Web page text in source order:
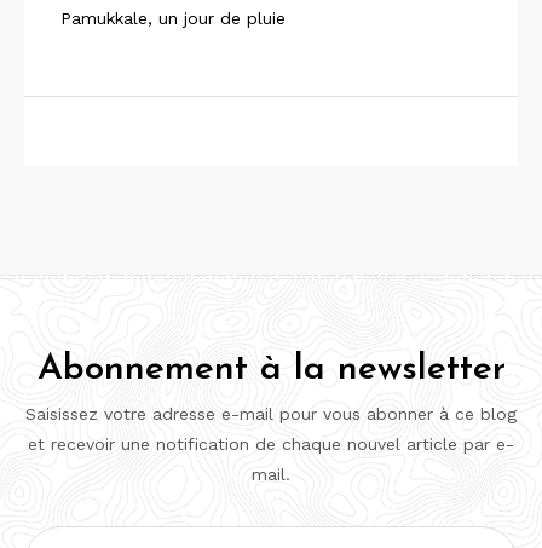
Pamukkale, un jour de pluie
Abonnement à la newsletter
Saisissez votre adresse e-mail pour vous abonner à ce blog
et recevoir une notification de chaque nouvel article par e-
mail.
Adresse